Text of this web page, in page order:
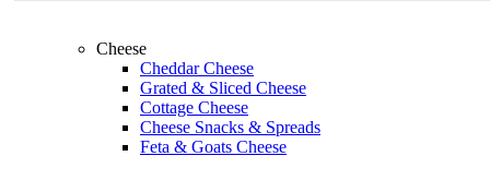
Cheese
Cheddar Cheese
Grated & Sliced Cheese
Cottage Cheese
Cheese Snacks & Spreads
Feta & Goats Cheese